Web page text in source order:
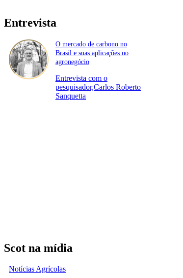
Entrevista
O mercado de carbono no
Brasil e suas aplicações no
agronegócio
Entrevista com o
pesquisador,Carlos Roberto
Sanquetta
Scot na mídia
Notícias Agrícolas